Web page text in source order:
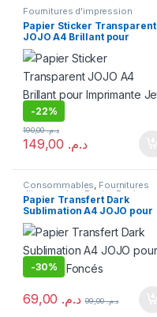
Fournitures d'impression
Papier Sticker Transparent
JOJO A4 Brillant pour
Imprimante Jet d’Encre
-22%
د.م.
د.م.190,00
Consommables, Fournitures
d'impression Papier, Papier
Photo
Papier Transfert Dark
Sublimation A4 JOJO pour
Textiles Foncés
-30%
د.م. د.م.99,00